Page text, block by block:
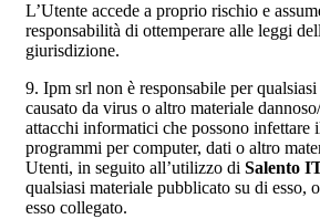
L’Utente accede a proprio rischio e
responsabilità di ottemperare alle leggi
giurisdizione.
9. Ipm srl non è responsabile per
causato da virus o altro materiale
attacchi informatici che possono infettare
programmi per computer, dati o altro
Utenti, in seguito all’utilizzo di Salento
qualsiasi materiale pubblicato su di esso,
esso collegato.